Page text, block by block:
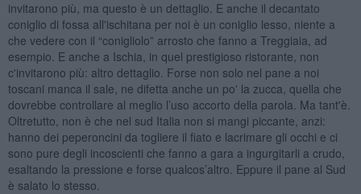
invitarono più, ma questo è un dettaglio. E anche il decantato
coniglio di fossa all'ischitana per noi è un coniglio lesso, niente a
che vedere con il “conigliolo” arrosto che fanno a Treggiaia, ad
esempio. E anche a Ischia, in quel prestigioso ristorante, non
c'invitarono più: altro dettaglio. Forse non solo nel pane a noi
toscani manca il sale, ne difetta anche un po' la zucca, quella che
dovrebbe controllare al meglio l’uso accorto della parola. Ma tant'è.
Oltretutto, non è che nel sud Italia non si mangi piccante, anzi:
hanno dei peperoncini da togliere il fiato e lacrimare gli occhi e ci
sono pure degli incoscienti che fanno a gara a ingurgitarli a crudo,
esaltando la pressione e forse qualcos’altro. Eppure il pane al Sud
è salato lo stesso.